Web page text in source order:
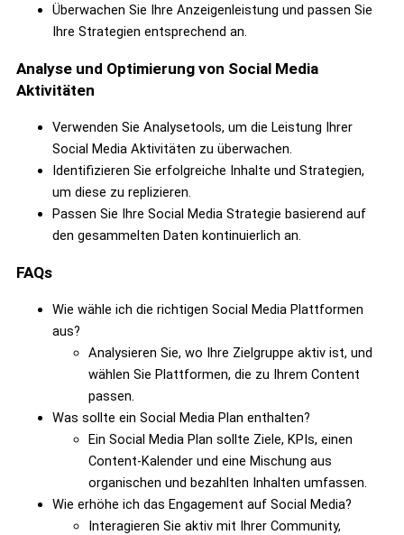
Überwachen Sie Ihre Anzeigenleistung und passen Sie
Ihre Strategien entsprechend an.
Analyse und Optimierung von Social Media
Aktivitäten
Verwenden Sie Analysetools, um die Leistung Ihrer
Social Media Aktivitäten zu überwachen.
Identifizieren Sie erfolgreiche Inhalte und Strategien,
um diese zu replizieren.
Passen Sie Ihre Social Media Strategie basierend auf
den gesammelten Daten kontinuierlich an.
FAQs
Wie wähle ich die richtigen Social Media Plattformen
aus?
Analysieren Sie, wo Ihre Zielgruppe aktiv ist, und
wählen Sie Plattformen, die zu Ihrem Content
passen.
Was sollte ein Social Media Plan enthalten?
Ein Social Media Plan sollte Ziele, KPIs, einen
Content-Kalender und eine Mischung aus
organischen und bezahlten Inhalten umfassen.
Wie erhöhe ich das Engagement auf Social Media?
Interagieren Sie aktiv mit Ihrer Community,